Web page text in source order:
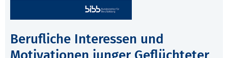
Berufliche Interessen und